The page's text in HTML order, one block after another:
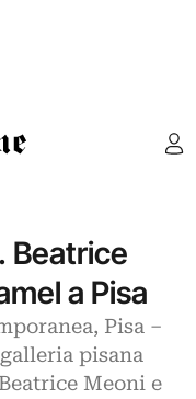
Beatrice
a Pisa
Pisa ‒
pisana
Meoni e